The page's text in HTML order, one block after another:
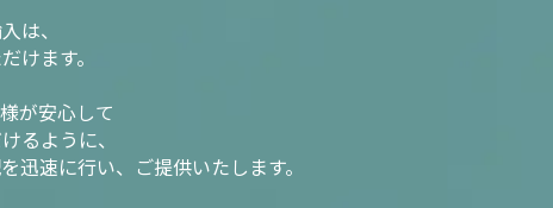
は、
けます。
が安心して
るように、
迅速に行い、ご提供いたします。